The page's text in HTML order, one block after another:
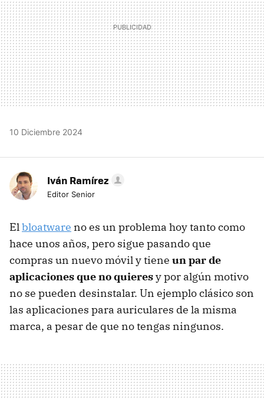
10 Diciembre 2024
Iván Ramírez
Editor Senior
Elbloatware no es un problema hoy tanto como
hace unos años, pero sigue pasando que
compras un nuevo móvil y tiene un par de
aplicaciones que no quieresy por algún motivo
no se pueden desinstalar. Un ejemplo clásico son
las aplicaciones para auriculares de la misma
marca, a pesar de que no tengas ningunos.